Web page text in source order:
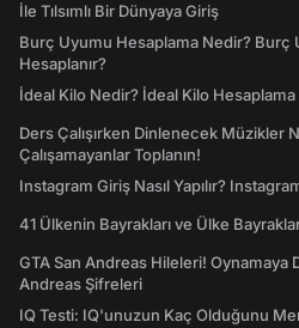
İle Tılsımlı Bir Dünyaya Giriş
Burç Uyumu Hesaplama Nedir? Burç
Hesaplanır?
İdeal Kilo Nedir? İdeal Kilo Hesaplama
Ders Çalışırken Dinlenecek Müzikler
Çalışamayanlar Toplanın!
Instagram Giriş Nasıl Yapılır?
41 Ülkenin Bayrakları ve Ülke
GTA San Andreas Hileleri! Oynamaya
Andreas Şifreleri
IQ Testi: IQ'unuzun Kaç Olduğunu